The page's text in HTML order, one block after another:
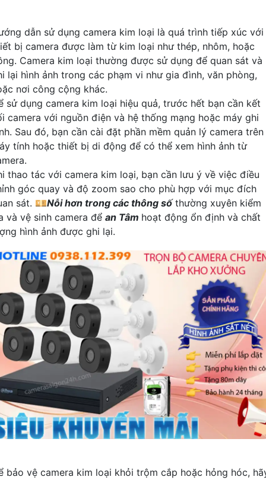
dẫn sử dụng camera kim loại là quá trình tiếp xúc với
bị camera được làm từ kim loại như thép, nhôm, hoặc
Camera kim loại thường được sử dụng để quan sát và
lại hình ảnh trong các phạm vi như gia đình, văn phòng,
nơi công cộng khác.
sử dụng camera kim loại hiệu quả, trước hết bạn cần kết
camera với nguồn điện và hệ thống mạng hoặc máy ghi
Sau đó, bạn cần cài đặt phần mềm quản lý camera trên
tính hoặc thiết bị di động để có thể xem hình ảnh từ
thao tác với camera kim loại, bạn cần lưu ý về việc điều
góc quay và độ zoom sao cho phù hợp với mục đích
sát. 💴Nỗi hơn trong các thông sốthường xuyên kiểm
và vệ sinh camera để an Tâm hoạt động ổn định và chất
hình ảnh được ghi lại.
bảo vệ camera kim loại khỏi trộm cắp hoặc hỏng hóc,